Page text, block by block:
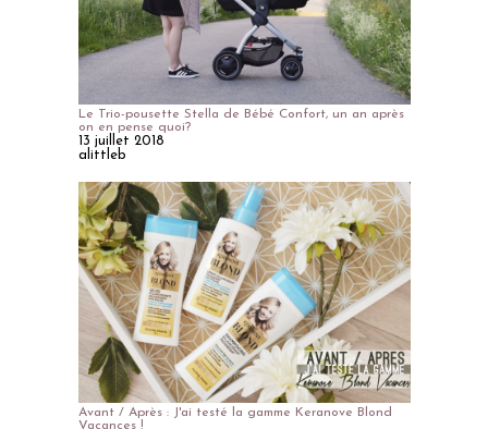
Le Trio-pousette Stella de Bébé Confort, un an après
on en pense quoi?
13 juillet 2018
alittleb
Avant / Après : J'ai testé la gamme Keranove Blond
Vacances !